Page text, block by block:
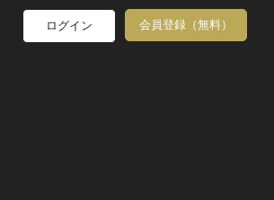
ログイン 会員登録（無料）